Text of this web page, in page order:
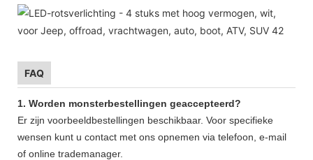
FAQ
1. Worden monsterbestellingen geaccepteerd?
Er zijn voorbeeldbestellingen beschikbaar. Voor specifieke
wensen kunt u contact met ons opnemen via telefoon, e-mail
of online trademanager.